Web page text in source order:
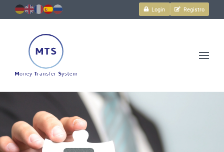
Login Registro
y
Seguro,
sencillo
y
rápido.